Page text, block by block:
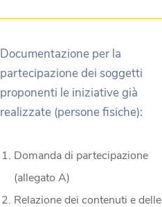
Documentazione per la
partecipazione dei soggetti
proponenti le iniziative già
realizzate (persone fisiche):
Domanda di partecipazione
(allegato A)
Relazione dei contenuti e delle